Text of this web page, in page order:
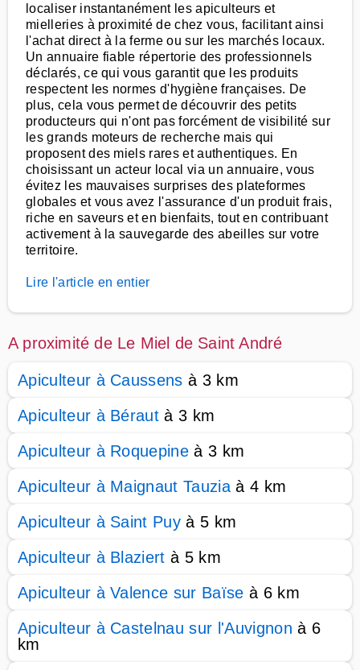
localiser instantanément les apiculteurs et
mielleries à proximité de chez vous, facilitant ainsi
l'achat direct à la ferme ou sur les marchés locaux.
Un annuaire fiable répertorie des professionnels
déclarés, ce qui vous garantit que les produits
respectent les normes d'hygiène françaises. De
plus, cela vous permet de découvrir des petits
producteurs qui n'ont pas forcément de visibilité sur
les grands moteurs de recherche mais qui
proposent des miels rares et authentiques. En
choisissant un acteur local via un annuaire, vous
évitez les mauvaises surprises des plateformes
globales et vous avez l'assurance d'un produit frais,
riche en saveurs et en bienfaits, tout en contribuant
activement à la sauvegarde des abeilles sur votre
territoire.
Lire l'article en entier
A proximité de Le Miel de Saint André
Apiculteur à Caussens à 3 km
Apiculteur à Béraut à 3 km
Apiculteur à Roquepine à 3 km
Apiculteur à Maignaut Tauziaà 4 km
Apiculteur à Saint Puy à 5 km
Apiculteur à Blaziert à 5 km
Apiculteur à Valence sur Baïse à 6 km
Apiculteur à Castelnau sur l'Auvignon à 6
km